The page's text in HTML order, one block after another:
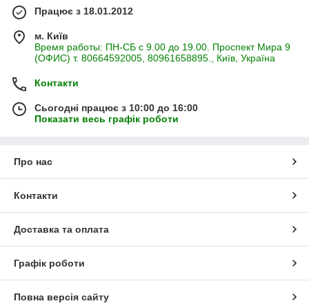
Працює з 18.01.2012
м. Київ
Время работы: ПН-СБ с 9.00 до 19.00. Проспект Мира 9
(ОФИС) т. 80664592005, 80961658895., Київ, Україна
Контакти
Сьогодні працює з 10:00 до 16:00
Показати весь графік роботи
Про нас
Контакти
Доставка та оплата
Графік роботи
Повна версія сайту